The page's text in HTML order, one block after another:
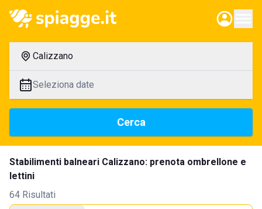
Calizzano
Seleziona date
Cerca
Stabilimenti balneari Calizzano: prenota ombrellone e
lettini
64 Risultati